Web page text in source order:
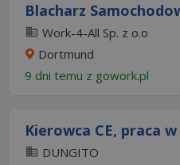
Blacharz
Work-4-All Sp. z o.o
Dortmund
9 dni temu z gowork.pl
Kierowca CE, praca
DUNGITO